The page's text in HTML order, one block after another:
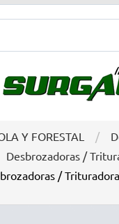
Y FORESTAL
Desbrozadoras /
/